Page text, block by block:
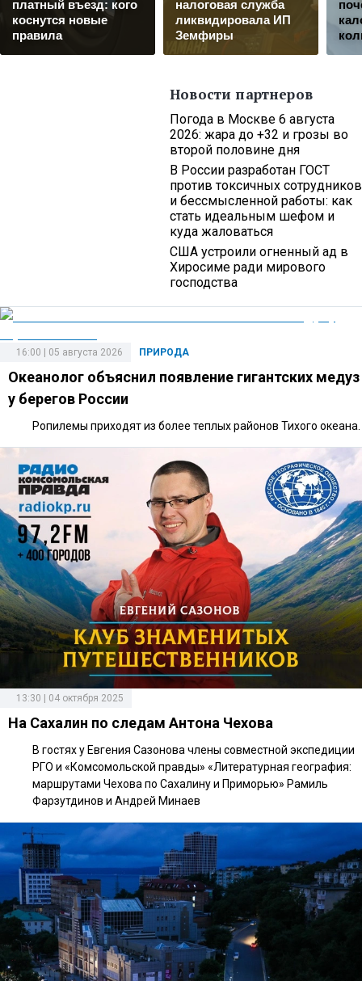
платный въезд: кого
коснутся новые
правила
налоговая служба
ликвидировала ИП
Земфиры
Новости партнеров
Погода в Москве 6 августа
2026: жара до +32 и грозы во
второй половине дня
В России разработан ГОСТ
против токсичных сотрудников
и бессмысленной работы: как
стать идеальным шефом и
куда жаловаться
США устроили огненный ад в
Хиросиме ради мирового
господства
ПРИРОДА
16:00 | 05 августа 2026
Океанолог объяснил появление гигантских медуз
у берегов России
Ропилемы приходят из более теплых районов Тихого океана.
13:30 | 04 октября 2025
На Сахалин по следам Антона Чехова
В гостях у Евгения Сазонова члены совместной экспедиции
РГО и «Комсомольской правды» «Литературная география:
маршрутами Чехова по Сахалину и Приморью» Рамиль
Фарзутдинов и Андрей Минаев